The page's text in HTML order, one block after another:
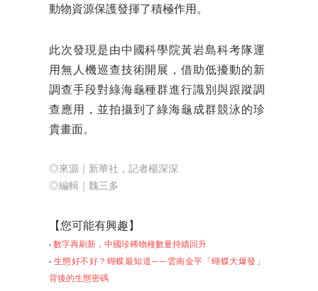
動物資源保護發揮了積極作用。
此次發現是由中國科學院黃岩島科考隊運
用無人機巡查技術開展，借助低擾動的新
調查手段對綠海龜種群進行識別與跟蹤調
查應用，並拍攝到了綠海龜成群競泳的珍
貴畫面。
◎來源｜新華社，記者楊深深
◎編輯｜魏三多
【您可能有興趣】
‧ 數字再刷新，中國珍稀物種數量持續回升
‧ 生態好不好？蝴蝶最知道——雲南金平「蝴蝶大爆發」
背後的生態密碼